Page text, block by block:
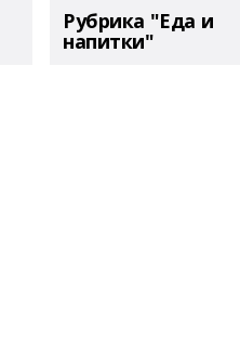
Рубрика "Еда и
напитки"